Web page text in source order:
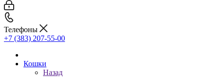
Телефоны
+7 (383) 207-55-00
Кошки
Назад